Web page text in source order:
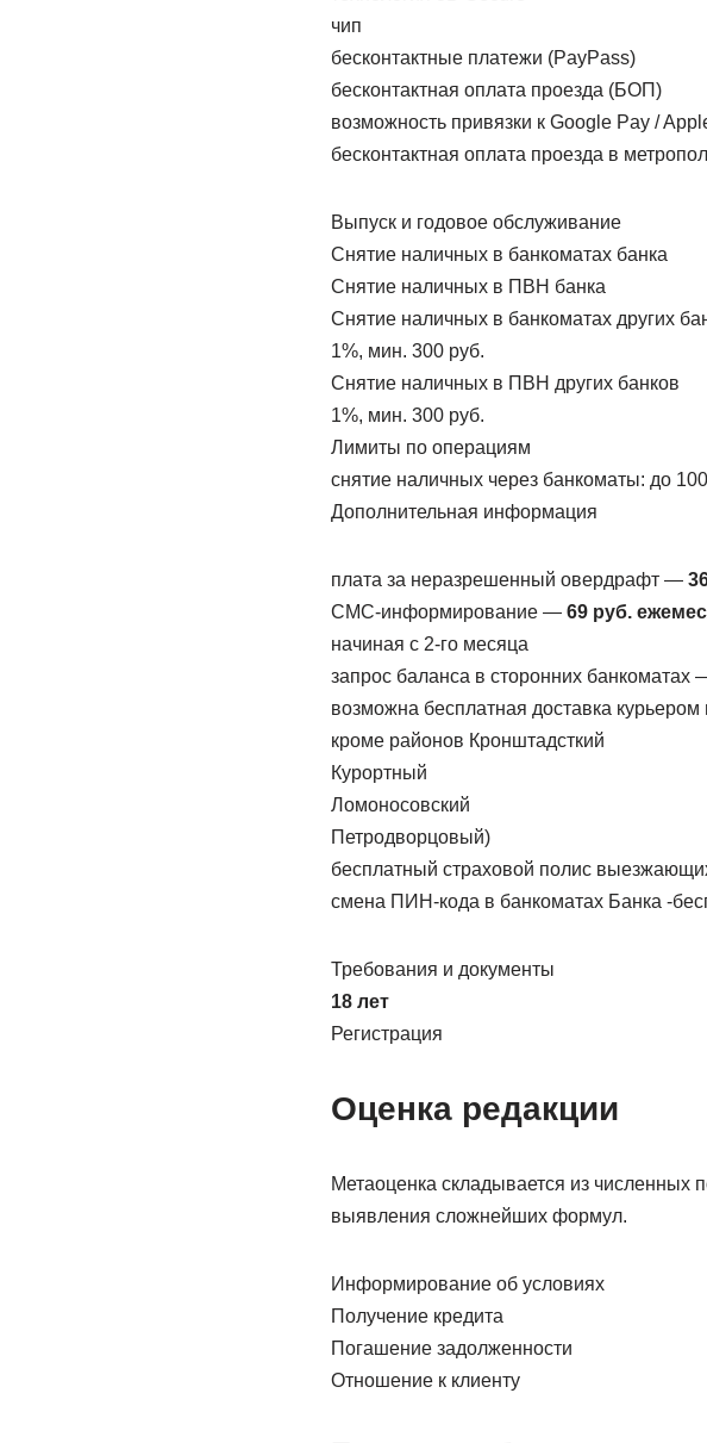
чип
бесконтактные платежи (PayPass)
бесконтактная оплата проезда (БОП)
возможность привязки к Google Pay /
бесконтактная оплата проезда в
Выпуск и годовое обслуживание
Снятие наличных в банкоматах банка
Снятие наличных в ПВН банка
Снятие наличных в банкоматах других
1%, мин. 300 руб.
Снятие наличных в ПВН других банков
1%, мин. 300 руб.
Лимиты по операциям
снятие наличных через банкоматы: до
Дополнительная информация
плата за неразрешенный овердрафт —
СМС-информирование — 69 руб.
начиная с 2-го месяца
запрос баланса в сторонних банкоматах
возможна бесплатная доставка
кроме районов Кронштадсткий
Курортный
Ломоносовский
Петродворцовый)
бесплатный страховой полис
смена ПИН-кода в банкоматах Банка -
Требования и документы
18 лет
Регистрация
Оценка редакции
Метаоценка складывается из численных
выявления сложнейших формул.
Информирование об условиях
Получение кредита
Погашение задолженности
Отношение к клиенту